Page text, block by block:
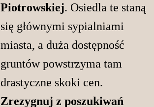
Piotrowskiej. Osiedla te staną
się głównymi sypialniami
miasta, a duża dostępność
gruntów powstrzyma tam
drastyczne skoki cen.
Zrezygnuj z poszukiwań